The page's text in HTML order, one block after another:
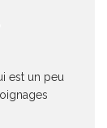
est un peu